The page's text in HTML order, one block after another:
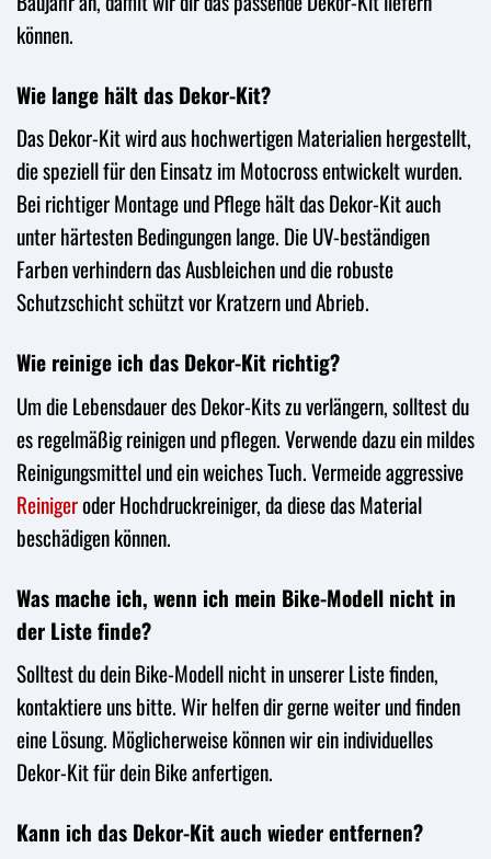
können.
Wie lange hält das Dekor-Kit?
Das Dekor-Kit wird aus hochwertigen Materialien hergestellt,
die speziell für den Einsatz im Motocross entwickelt wurden.
Bei richtiger Montage und Pflege hält das Dekor-Kit auch
unter härtesten Bedingungen lange. Die UV-beständigen
Farben verhindern das Ausbleichen und die robuste
Schutzschicht schützt vor Kratzern und Abrieb.
Wie reinige ich das Dekor-Kit richtig?
Um die Lebensdauer des Dekor-Kits zu verlängern, solltest du
es regelmäßig reinigen und pflegen. Verwende dazu ein mildes
Reinigungsmittel und ein weiches Tuch. Vermeide aggressive
Reinigeroder Hochdruckreiniger, da diese das Material
beschädigen können.
Was mache ich, wenn ich mein Bike-Modell nicht in
der Liste finde?
Solltest du dein Bike-Modell nicht in unserer Liste finden,
kontaktiere uns bitte. Wir helfen dir gerne weiter und finden
eine Lösung. Möglicherweise können wir ein individuelles
Dekor-Kit für dein Bike anfertigen.
Kann ich das Dekor-Kit auch wieder entfernen?